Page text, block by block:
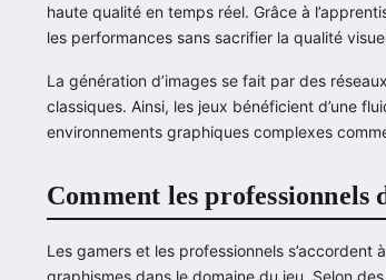
haute qualité en temps réel. Grâce à
les performances sans sacrifier la qualité
La génération d’images se fait par des
classiques. Ainsi, les jeux bénéficient d’une
environnements graphiques complexes
Comment les professionnels
Les gamers et les professionnels s’accordent
graphismes dans le domaine du jeu. Selon